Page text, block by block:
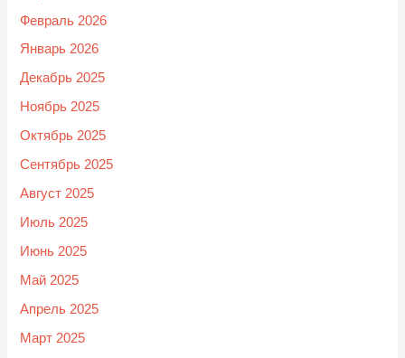
Февраль 2026
Январь 2026
Декабрь 2025
Ноябрь 2025
Октябрь 2025
Сентябрь 2025
Август 2025
Июль 2025
Июнь 2025
Май 2025
Апрель 2025
Март 2025